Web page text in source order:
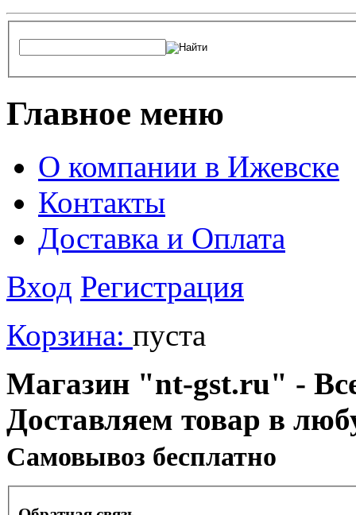
Главное меню
О компании в Ижевске
Контакты
Доставка и Оплата
Вход Регистрация
Корзина: пуста
Магазин "nt-gst.ru" -
Доставляем товар в
Cамовывоз бесплатно